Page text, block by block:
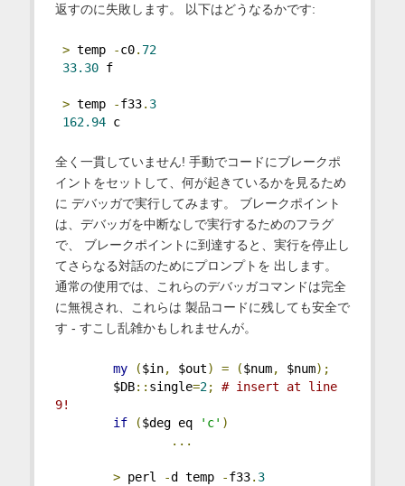
返すのに失敗します。 以下はどうなるかです:
> temp -c0. 72
33.30 f
> temp -f33. 3
162.94 c
全く一貫していません! 手動でコードにブレークポ
イントをセットして、何が起きているかを見るため
に デバッガで実行してみます。 ブレークポイント
は、デバッガを中断なしで実行するためのフラグ
で、 ブレークポイントに到達すると、実行を停止し
てさらなる対話のためにプロンプトを 出します。
通常の使用では、これらのデバッガコマンドは完全
に無視され、これらは 製品コードに残しても安全で
す - すこし乱雑かもしれませんが。
my ($in, $out) = ($num, $num);
$DB:: single=2;
# insert at line
9!
if
($deg eq 'c' )
...
> perl -d temp -f33. 3